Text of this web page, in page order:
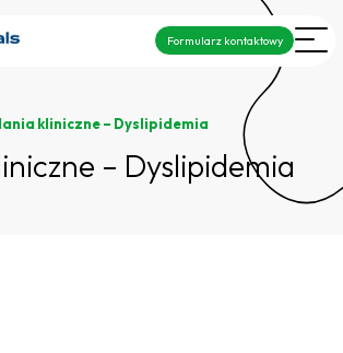
Formularz kontaktowy
kliniczne – Dyslipidemia
– Dyslipidemia